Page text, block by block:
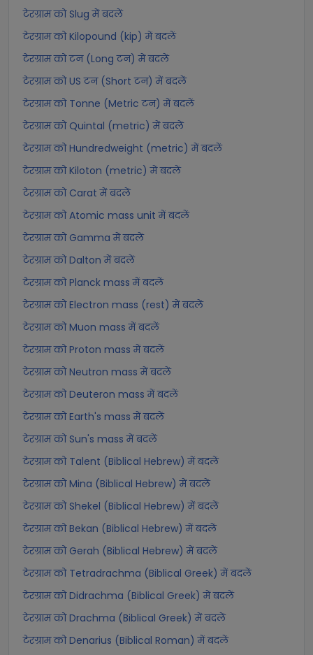
टेरग्राम को Slug में बदलें
टेरग्राम को Kilopound (kip) में बदलें
टेरग्राम को टन (Long टन) में बदलें
टेरग्राम को US टन (Short टन) में बदलें
टेरग्राम को Tonne (Metric टन) में बदलें
टेरग्राम को Quintal (metric) में बदलें
टेरग्राम को Hundredweight (metric) में बदलें
टेरग्राम को Kiloton (metric) में बदलें
टेरग्राम को Carat में बदलें
टेरग्राम को Atomic mass unit में बदलें
टेरग्राम को Gamma में बदलें
टेरग्राम को Dalton में बदलें
टेरग्राम को Planck mass में बदलें
टेरग्राम को Electron mass (rest) में बदलें
टेरग्राम को Muon mass में बदलें
टेरग्राम को Proton mass में बदलें
टेरग्राम को Neutron mass में बदलें
टेरग्राम को Deuteron mass में बदलें
टेरग्राम को Earth's mass में बदलें
टेरग्राम को Sun's mass में बदलें
टेरग्राम को Talent (Biblical Hebrew) में बदलें
टेरग्राम को Mina (Biblical Hebrew) में बदलें
टेरग्राम को Shekel (Biblical Hebrew) में बदलें
टेरग्राम को Bekan (Biblical Hebrew) में बदलें
टेरग्राम को Gerah (Biblical Hebrew) में बदलें
टेरग्राम को Tetradrachma (Biblical Greek) में बदलें
टेरग्राम को Didrachma (Biblical Greek) में बदलें
टेरग्राम को Drachma (Biblical Greek) में बदलें
टेरग्राम को Denarius (Biblical Roman) में बदलें